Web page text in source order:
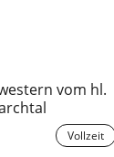
vom hl.
Vollzeit